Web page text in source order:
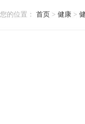
您的位置： 首页 > 健康 >